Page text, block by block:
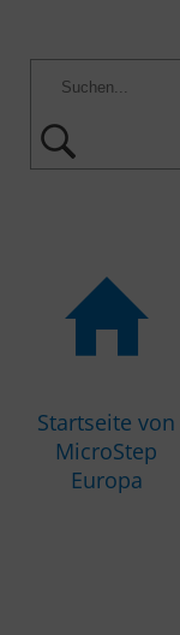
Startseite von
MicroStep
Europa